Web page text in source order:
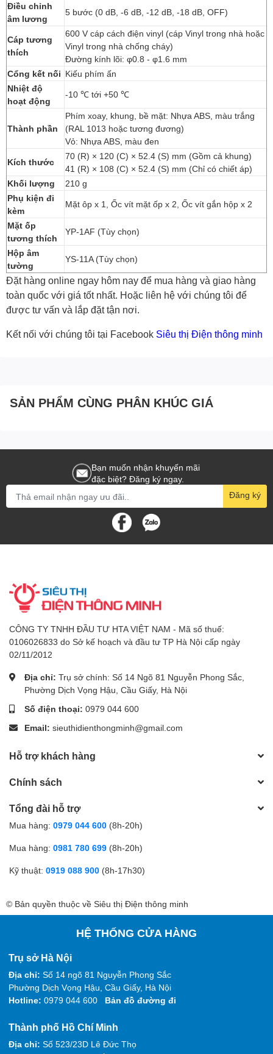
Điều chỉnh
âm lương
5 bước (0 dB, -6 dB, -12 dB, -18 dB, OFF)
Cáp tương
thích
600 V cáp cách điện vinyl (cáp Vinyl trong nhà hoặc
Vinyl trong nhà chống cháy)
Đường kính lõi: φ0.8 - φ1.6 mm
Cổng kết nối Kiếu phím ấn
Nhiệt độ
hoạt động
-10 ℃ tới +50 ℃
Thành phần
Phím xoay, khung, bề mặt: Nhựa ABS, màu trắng
(RAL 1013 hoặc tương đương)
Vỏ: Nhựa ABS, màu đen
Kích thước
70 (R) × 120 (C) × 52.4 (S) mm (Gồm cả khung)
41 (R) × 108 (C) × 52.4 (S) mm (Chỉ có chiết áp)
Khối lượng
210 g
Phụ kiện đi
kèm
Mặt ôp x 1, Ốc vít mặt ốp x 2, Ốc vít gắn hộp x 2
Mặt ốp
tương thích
YP-1AF (Tùy chọn)
Hộp âm
tường
YS-11A (Tùy chọn)
Đặt hàng online ngay hôm nay để mua hàng và giao hàng
toàn quốc với giá tốt nhất. Hoặc liên hệ với chúng tôi để
được tư vấn và lắp đặt tận nơi.
Kết nối với chúng tôi tại Facebook Siêu thị Điện thông minh
SẢN PHẨM CÙNG PHÂN KHÚC GIÁ
Bạn muốn nhận khuyến mãi
đặc biệt? Đăng ký ngay.
Đăng ký
CÔNG TY TNHH ĐẦU TƯ HTA VIỆT NAM - Mã số thuế:
0106026833 do Sở kế hoạch và đầu tư TP Hà Nội cấp ngày
02/11/2012
Địa chỉ: Trụ sở chính: Số 14 Ngõ 81 Nguyễn Phong Sắc,
Phường Dịch Vọng Hậu, Cầu Giấy, Hà Nội
Số điện thoại: 0979 044 600
Email: sieuthidienthongminh@gmail.com
Hỗ trợ khách hàng
Chính sách
Tổng đài hỗ trợ
Mua hàng: 0979 044 600 (8h-20h)
Mua hàng: 0981 780 699 (8h-20h)
Kỹ thuật: 0919 088 900 (8h-17h30)
© Bản quyền thuộc về Siêu thị Điện thông minh
HỆ THỐNG CỬA HÀNG
Trụ sở Hà Nội
Địa chỉ: Số 14 ngõ 81 Nguyễn Phong Sắc
Phường Dịch Vọng Hậu, Cầu Giấy, Hà Nội
Hotline: 0979 044 600 Bản đồ đường đi
Thành phố Hồ Chí Minh
Địa chỉ: Số 523/23D Lê Đức Thọ